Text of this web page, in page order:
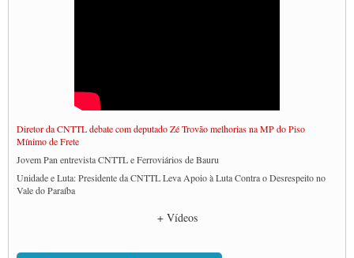
Diretor da CNTTL debate com deputado Zé Trovão melhorias na MP do Piso
Mínimo de Frete
Jovem Pan entrevista CNTTL e Ferroviários de Bauru
Unidade e Luta: Presidente da CNTTL Leva Apoio à Luta Contra o Desrespeito no
Vale do Paraíba
+ Vídeos